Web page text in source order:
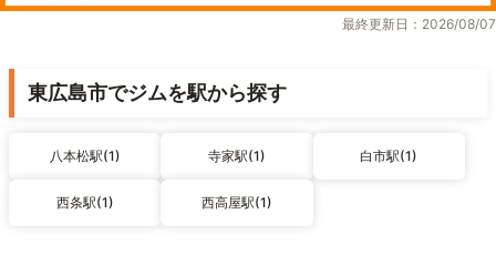
最終更新日：2026/08/07
東広島市でジムを駅から探す
八本松駅(1) 寺家駅(1) 白市駅(1)
西条駅(1) 西高屋駅(1)